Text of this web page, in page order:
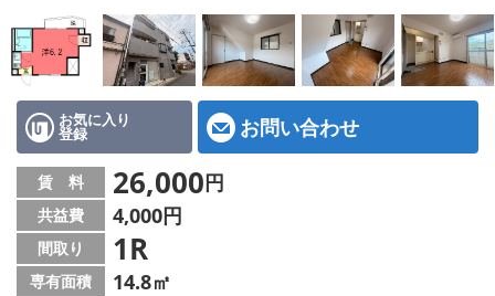
ハウスメーカー施工特集！
路線·駅から探す
IT重説について
スタッフ紹介
賃貸管理の北白川店
店舗情報·アクセス
お気に入り
登録 お問い合わせ
賃 料 26,000円
共益費 4,000円
間取り 1R
専有面積 14.8㎡